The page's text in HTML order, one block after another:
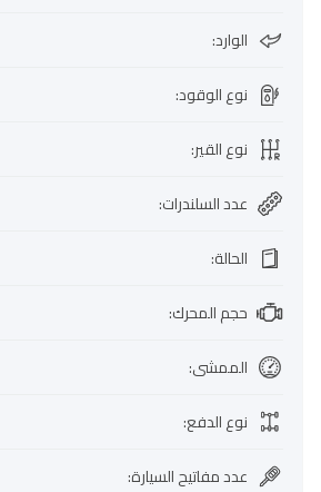
الوارد:
نوع الوقود:
نوع القير:
عدد السلندرات:
الحالة:
حجم المحرك:
الممشى:
نوع الدفع:
عدد مفاتيح السيارة: